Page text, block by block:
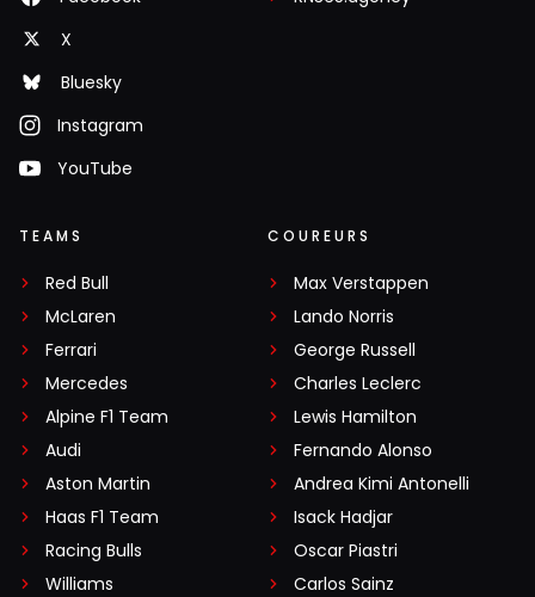
X
Bluesky
Instagram
YouTube
TEAMS
Red Bull
McLaren
Ferrari
Mercedes
Alpine F1 Team
Audi
Aston Martin
Haas F1 Team
Racing Bulls
Williams
COUREURS
Max Verstappen
Lando Norris
George Russell
Charles Leclerc
Lewis Hamilton
Fernando Alonso
Andrea Kimi Antonelli
Isack Hadjar
Oscar Piastri
Carlos Sainz